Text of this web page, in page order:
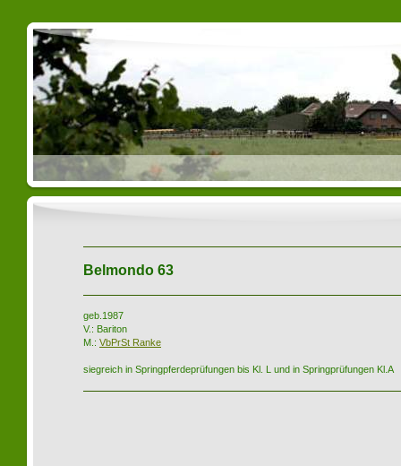
Belmondo 63
geb.1987
V.: Bariton
M.: VbPrSt Ranke
siegreich in Springpferdeprüfungen bis Kl. L und in Springprüfungen Kl.A